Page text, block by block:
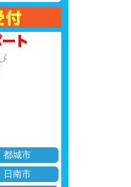
都城市
日南市